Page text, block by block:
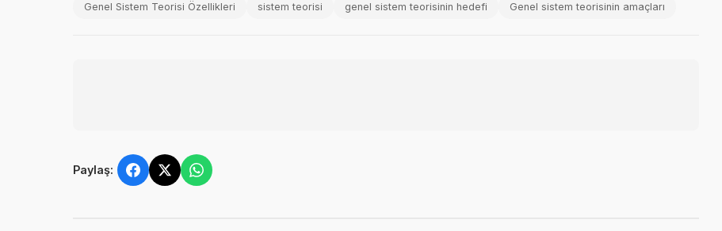
Genel Sistem Teorisi Özellikleri sistem teorisi genel sistem teorisinin hedefi Genel sistem teorisinin amaçları
Paylaş: